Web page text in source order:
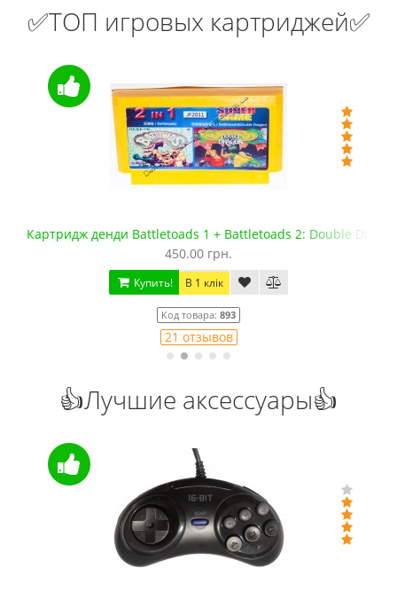
✅ТОП игровых картриджей✅
Картридж денди Battletoads 1 + Battletoads 2: Double
450.00 грн.
Купить! В 1 клік
Код товара: 893
21 отзывов
👍Лучшие аксессуары👍